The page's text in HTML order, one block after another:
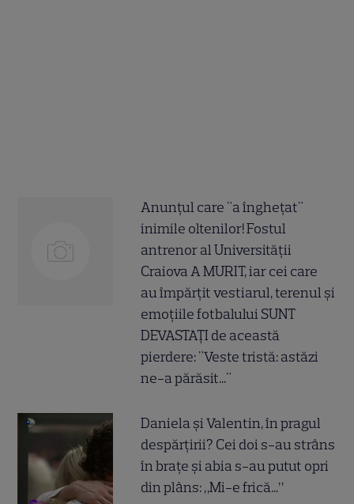
Anunțul care "a înghețat"
inimile oltenilor! Fostul
antrenor al Universității
Craiova A MURIT, iar cei care
au împărțit vestiarul, terenul și
emoțiile fotbalului SUNT
DEVASTAȚI de această
pierdere: "Veste tristă: astăzi
ne-a părăsit..."
Daniela și Valentin, în pragul
despărțirii? Cei doi s-au strâns
în brațe și abia s-au putut opri
din plâns: „Mi-e frică...”